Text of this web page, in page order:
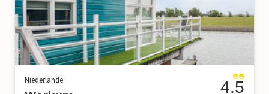
Niederlande 4.5